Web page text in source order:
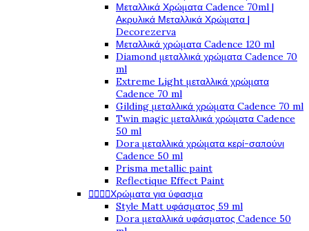
Μεταλλικά Χρώματα Cadence 70ml |
Ακρυλικά Μεταλλικά Χρώματα |
Decorezerva
Μεταλλικά χρώματα Cadence 120 ml
Diamond μεταλλικά χρώματα Cadence 70
ml
Extreme Light μεταλλικά χρώματα
Cadence 70 ml
Gilding μεταλλικά χρώματα Cadence 70 ml
Twin magic μεταλλικά χρώματα Cadence
50 ml
Dora μεταλλικά χρώματα κερί-σαπούνι
Cadence 50 ml
Prisma metallic paint
Reflectique Effect Paint
Χρώματα για ύφασμα
Style Matt υφάσματος 59 ml
Dora μεταλλικά υφάσματος Cadence 50